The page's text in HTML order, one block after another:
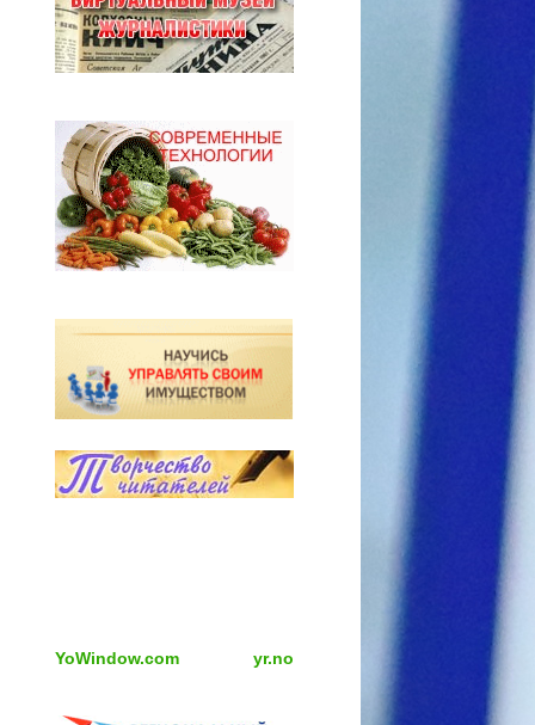
YoWindow.com yr.no